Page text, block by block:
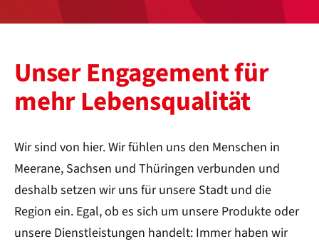
Unser Engagement für
mehr Lebensqualität
Wir sind von hier. Wir fühlen uns den Menschen in
Meerane, Sachsen und Thüringen verbunden und
deshalb setzen wir uns für unsere Stadt und die
Region ein. Egal, ob es sich um unsere Produkte oder
unsere Dienstleistungen handelt: Immer haben wir